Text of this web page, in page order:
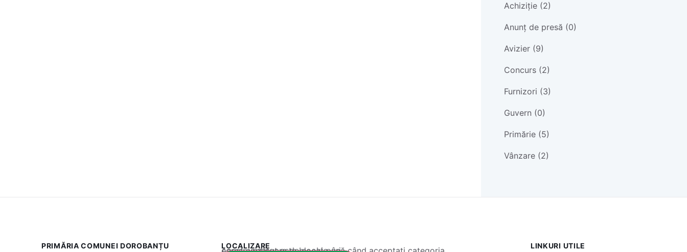
Achiziție (2)
Anunț de presă (0)
Avizier (9)
Concurs (2)
Furnizori (3)
Guvern (0)
Primărie (5)
Vânzare (2)
PRIMĂRIA COMUNEI DOROBANȚU
LOCALIZARE LINKURI UTILE